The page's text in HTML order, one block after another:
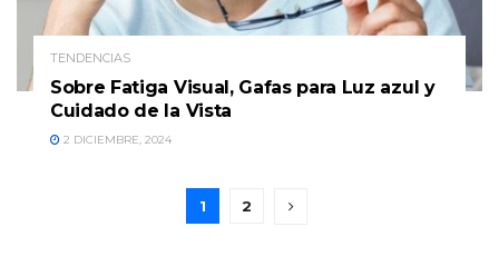
TENDENCIAS
Sobre Fatiga Visual, Gafas para Luz azul y
Cuidado de la Vista
2 DICIEMBRE, 2024
1 2